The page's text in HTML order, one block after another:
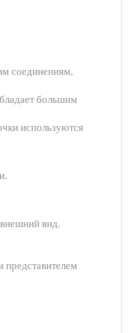
соединениям,
большим
используются
вид.